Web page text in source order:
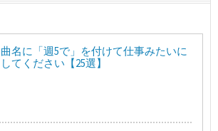
曲名に「週5で」を付けて仕事みたいに
してください【25選】